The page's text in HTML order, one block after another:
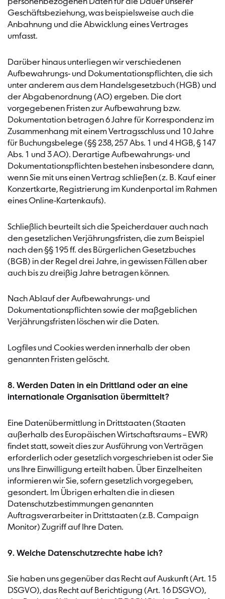
Geschäftsbeziehung, was beispielsweise auch die
Anbahnung und die Abwicklung eines Vertrages
umfasst.
Darüber hinaus unterliegen wir verschiedenen
Aufbewahrungs- und Dokumentationspflichten, die sich
unter anderem aus dem Handelsgesetzbuch (HGB) und
der Abgabenordnung (AO) ergeben. Die dort
vorgegebenen Fristen zur Aufbewahrung bzw.
Dokumentation betragen 6 Jahre für Korrespondenz im
Zusammenhang mit einem Vertragsschluss und 10 Jahre
für Buchungsbelege (§§ 238, 257 Abs. 1 und 4 HGB, § 147
Abs. 1 und 3 AO). Derartige Aufbewahrungs- und
Dokumentationspflichten bestehen insbesondere dann,
wenn Sie mit uns einen Vertrag schließen (z. B. Kauf einer
Konzertkarte, Registrierung im Kundenportal im Rahmen
eines Online-Kartenkaufs).
Schließlich beurteilt sich die Speicherdauer auch nach
den gesetzlichen Verjährungsfristen, die zum Beispiel
nach den §§ 195 ff. des Bürgerlichen Gesetzbuches
(BGB) in der Regel drei Jahre, in gewissen Fällen aber
auch bis zu dreißig Jahre betragen können.
Nach Ablauf der Aufbewahrungs- und
Dokumentationspflichten sowie der maßgeblichen
Verjährungsfristen löschen wir die Daten.
Logfiles und Cookies werden innerhalb der oben
genannten Fristen gelöscht.
8. Werden Daten in ein Drittland oder an eine
internationale Organisation übermittelt?
Eine Datenübermittlung in Drittstaaten (Staaten
außerhalb des Europäischen Wirtschaftsraums – EWR)
findet statt, soweit dies zur Ausführung von Verträgen
erforderlich oder gesetzlich vorgeschrieben ist oder Sie
uns Ihre Einwilligung erteilt haben. Über Einzelheiten
informieren wir Sie, sofern gesetzlich vorgegeben,
gesondert. Im Übrigen erhalten die in diesen
Datenschutzbestimmungen genannten
Auftragsverarbeiter in Drittstaaten (z.B. Campaign
Monitor) Zugriff auf Ihre Daten.
9. Welche Datenschutzrechte habe ich?
Sie haben uns gegenüber das Recht auf Auskunft (Art. 15
DSGVO), das Recht auf Berichtigung (Art. 16 DSGVO),